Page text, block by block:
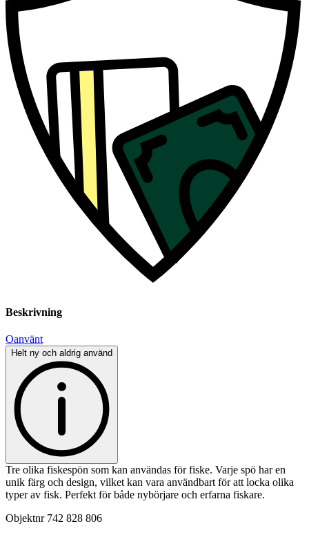
Beskrivning
Oanvänt
Helt ny och aldrig använd
Tre olika fiskespön som kan användas för fiske. Varje spö har en
unik färg och design, vilket kan vara användbart för att locka olika
typer av fisk. Perfekt för både nybörjare och erfarna fiskare.
Objektnr 742 828 806